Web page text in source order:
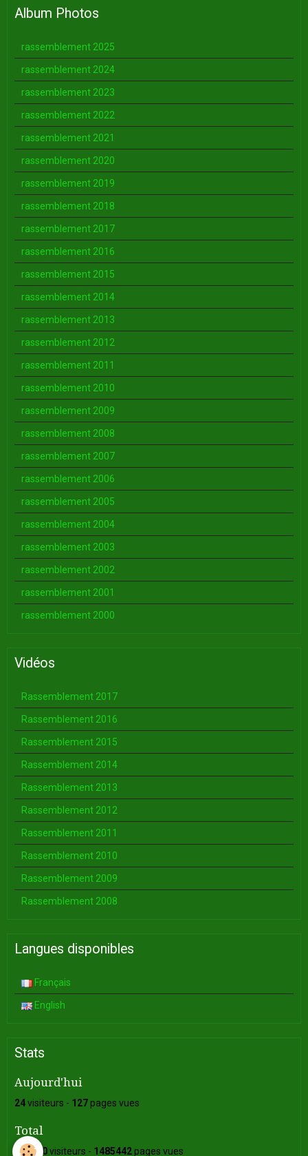
Album Photos
rassemblement 2025
rassemblement 2024
rassemblement 2023
rassemblement 2022
rassemblement 2021
rassemblement 2020
rassemblement 2019
rassemblement 2018
rassemblement 2017
rassemblement 2016
rassemblement 2015
rassemblement 2014
rassemblement 2013
rassemblement 2012
rassemblement 2011
rassemblement 2010
rassemblement 2009
rassemblement 2008
rassemblement 2007
rassemblement 2006
rassemblement 2005
rassemblement 2004
rassemblement 2003
rassemblement 2002
rassemblement 2001
rassemblement 2000
Vidéos
Rassemblement 2017
Rassemblement 2016
Rassemblement 2015
Rassemblement 2014
Rassemblement 2013
Rassemblement 2012
Rassemblement 2011
Rassemblement 2010
Rassemblement 2009
Rassemblement 2008
Langues disponibles
Français
English
Stats
Aujourd'hui
24visiteurs - 127pages vues
Total
349670visiteurs - 1485442pages vues